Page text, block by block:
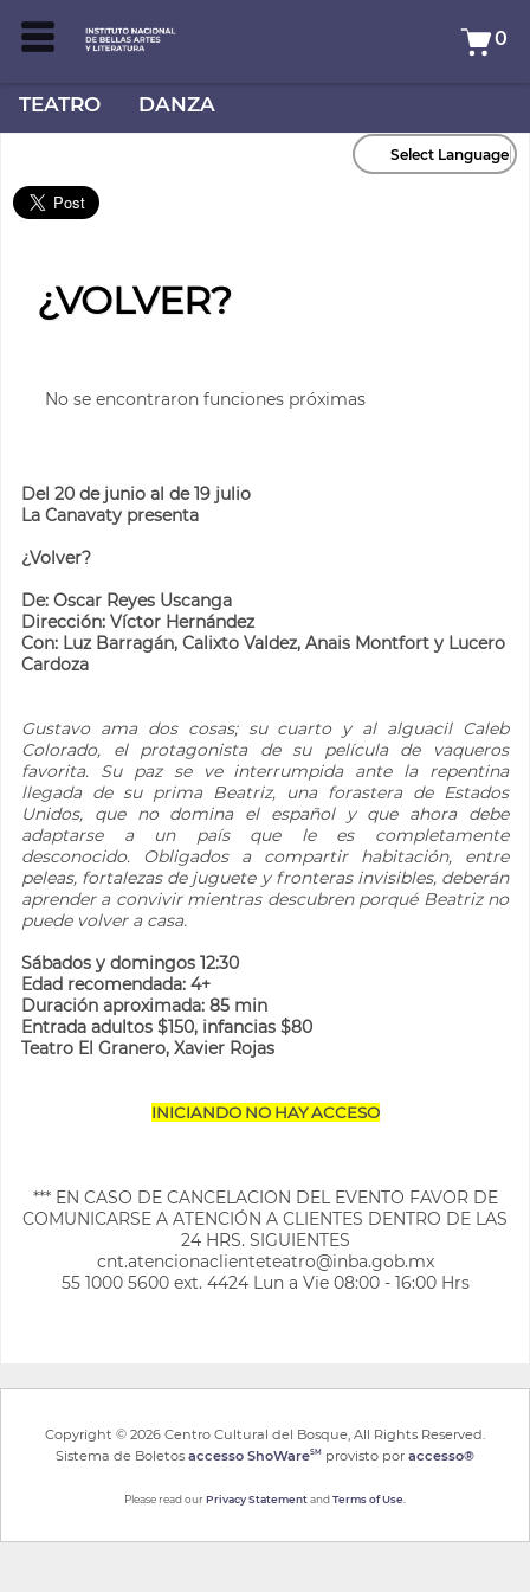
0
TEATRO DANZA
Select Language
¿VOLVER?
No se encontraron funciones próximas
Del 20 de junio al de 19 julio
La Canavaty presenta
¿Volver?
De: Oscar Reyes Uscanga
Dirección: Víctor Hernández
Con: Luz Barragán, Calixto Valdez, Anais Montfort y Lucero
Cardoza
Gustavo ama dos cosas; su cuarto y al alguacil Caleb
Colorado, el protagonista de su película de vaqueros
favorita. Su paz se ve interrumpida ante la repentina
llegada de su prima Beatriz, una forastera de Estados
Unidos, que no domina el español y que ahora debe
adaptarse a un país que le es completamente
desconocido. Obligados a compartir habitación, entre
peleas, fortalezas de juguete y fronteras invisibles, deberán
aprender a convivir mientras descubren porqué Beatriz no
puede volver a casa.
Sábados y domingos 12:30
Edad recomendada: 4+
Duración aproximada: 85 min
Entrada adultos $150, infancias $80
Teatro El Granero, Xavier Rojas
INICIANDO NO HAY ACCESO
*** EN CASO DE CANCELACION DEL EVENTO FAVOR DE
COMUNICARSE A ATENCIÓN A CLIENTES DENTRO DE LAS
24 HRS. SIGUIENTES
cnt.atencionaclienteteatro@inba.gob.mx
55 1000 5600 ext. 4424 Lun a Vie 08:00 - 16:00 Hrs
Copyright © 2026 Centro Cultural del Bosque, All Rights Reserved.
Sistema de Boletos accesso ShoWareSM provisto por accesso®
Please read ourPrivacy StatementandTerms of Use